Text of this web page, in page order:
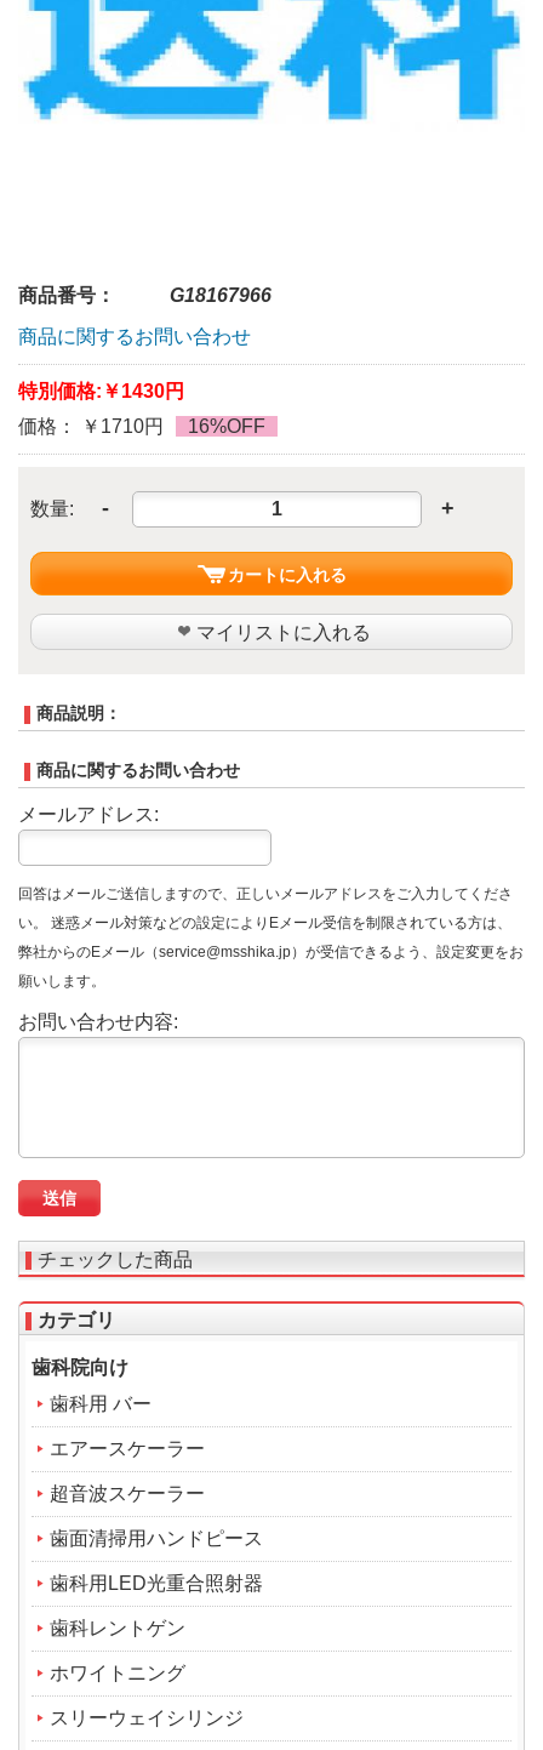
商品番号：
G18167966
商品に関するお問い合わせ
特別価格: ￥1430円
価格： ￥1710円
16%OFF
数量: - +
カートに入れる
マイリストに入れる
商品説明：
商品に関するお問い合わせ
メールアドレス:
回答はメールご送信しますので、正しいメールアドレスをご入力してくださ
い。 迷惑メール対策などの設定によりEメール受信を制限されている方は、
弊社からのEメール（service@msshika.jp）が受信できるよう、設定変更をお
願いします。
お問い合わせ内容:
チェックした商品
カテゴリ
歯科院向け
歯科用 バー
エアースケーラー
超音波スケーラー
歯面清掃用ハンドピース
歯科用LED光重合照射器
歯科レントゲン
ホワイトニング
スリーウェイシリンジ